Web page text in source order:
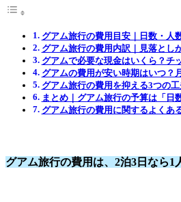
グアム旅行の費用目安｜日数・人
グアム旅行の費用内訳｜見落とし
グアムで必要な現金はいくら？チ
グアムの費用が安い時期はいつ？
グアム旅行の費用を抑える3つの
まとめ｜グアム旅行の予算は「日
グアム旅行の費用に関するよくあ
グアム旅行の費用は、2泊3日なら